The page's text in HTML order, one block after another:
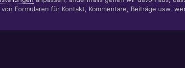
Formularen für Kontakt, Kommentare, Beiträge usw.